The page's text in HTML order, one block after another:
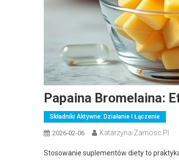
Papaina Bromelaina:
Składniki Aktywne: Działanie I Łączenie
2026-02-06 Katarzyna-Zamosc.pl
Stosowanie suplementów diety to